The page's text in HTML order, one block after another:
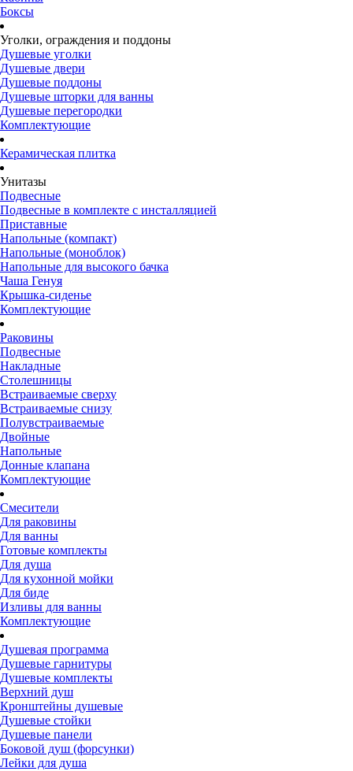
Боксы
Уголки, ограждения и поддоны
Душевые уголки
Душевые двери
Душевые поддоны
Душевые шторки для ванны
Душевые перегородки
Комплектующие
Керамическая плитка
Унитазы
Подвесные
Подвесные в комплекте с инсталляцией
Приставные
Напольные (компакт)
Напольные (моноблок)
Напольные для высокого бачка
Чаша Генуя
Крышка-сиденье
Комплектующие
Раковины
Подвесные
Накладные
Столешницы
Встраиваемые сверху
Встраиваемые снизу
Полувстраиваемые
Двойные
Напольные
Донные клапана
Комплектующие
Смесители
Для раковины
Для ванны
Готовые комплекты
Для душа
Для кухонной мойки
Для биде
Изливы для ванны
Комплектующие
Душевая программа
Душевые гарнитуры
Душевые комплекты
Верхний душ
Кронштейны душевые
Душевые стойки
Душевые панели
Боковой душ (форсунки)
Лейки для душа